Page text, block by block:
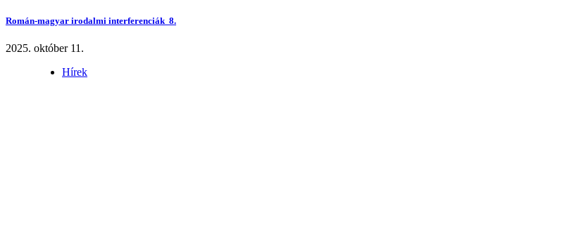
Román-magyar irodalmi interferenciák 8.
2025. október 11.
Hírek